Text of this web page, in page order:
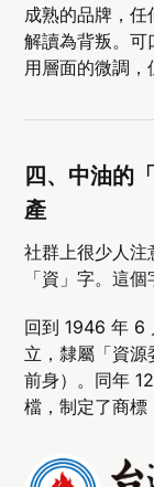
成熟的品牌，
解讀為背叛。
用層面的微調，
四、中油的
產
社群上很少人
「資」字。這
回到 1946 年 6
立，隸屬「資源
前身）。同年
檔，制定了商標